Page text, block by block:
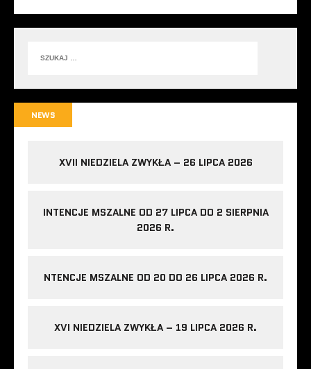
NEWS
XVII NIEDZIELA ZWYKŁA – 26 LIPCA 2026
INTENCJE MSZALNE OD 27 LIPCA DO 2 SIERPNIA
2026 R.
NTENCJE MSZALNE OD 20 DO 26 LIPCA 2026 R.
XVI NIEDZIELA ZWYKŁA – 19 LIPCA 2026 R.